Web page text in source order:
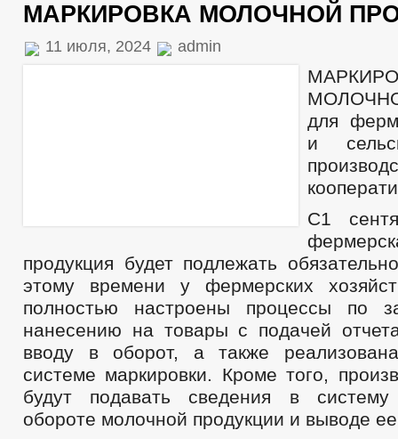
МАРКИРОВКА МОЛОЧНОЙ
11 июля, 2024 admin
для
и
С1
продукция будет подлежать
этому времени у фермерских
полностью настроены процессы по
нанесению на товары с подачей
вводу в оборот, а также
системе маркировки. Кроме того,
будут подавать сведения в
обороте молочной продукции и выводе